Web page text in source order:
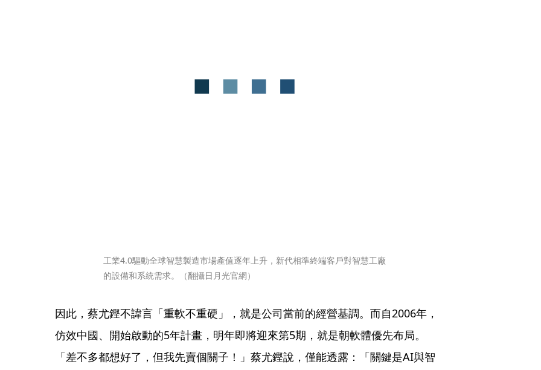
工業4.0驅動全球智慧製造市場產值逐年上升，新代相準終端客戶對智慧工廠
的設備和系統需求。（翻攝日月光官網）
因此，蔡尤鏗不諱言「重軟不重硬」，就是公司當前的經營基調。而自2006年，
仿效中國、開始啟動的5年計畫，明年即將迎來第5期，就是朝軟體優先布局。
「差不多都想好了，但我先賣個關子！」蔡尤鏗說，僅能透露：「關鍵是AI與智